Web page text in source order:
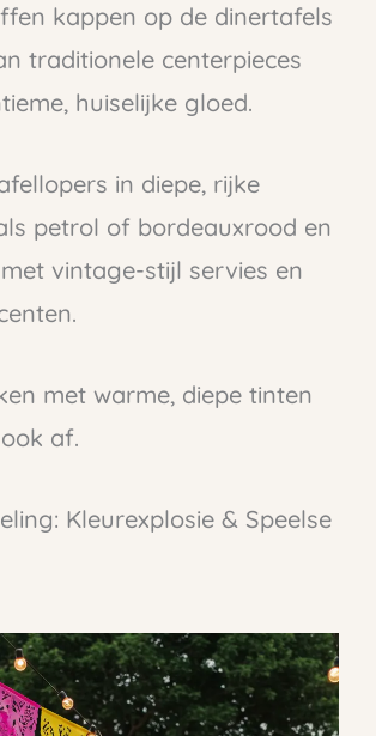
kappen op de dinertafels
traditionele centerpieces
huiselijke gloed.
in diepe, rijke
petrol of bordeauxrood en
vintage-stijl servies en
met warme, diepe tinten
af.
Kleurexplosie & Speelse